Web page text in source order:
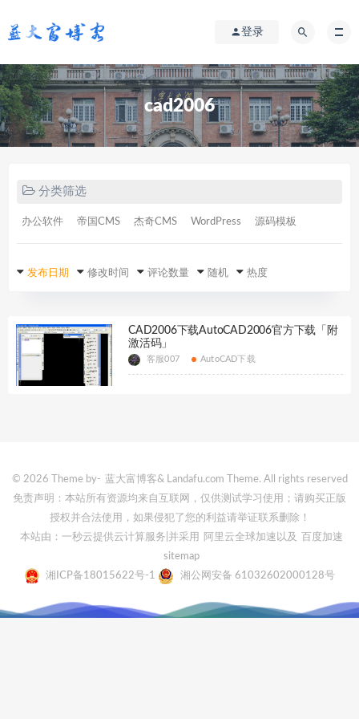
登录
cad2006
分类筛选
办公软件 帝国CMS 杰奇CMS WordPress 源码模板
发布日期 修改时间 评论数量 随机 热度
CAD2006下载AutoCAD2006官方下载「附
激活码」
客服007 AutoCAD下载
© 2026 Theme by- 蓝大富博客& Landafu.com Theme. All rights reserved
免责声明：本站所有资源均来自互联网，仅供测试学习使用；请购买正版
授权并合法使用，如果侵犯了您的利益请举证联系删除！
本站由：一秒云提供云计算服务 |并采用 阿里云全球加速 以及
百度加速
sitemap
湘ICP备18015622号-1
湘公网安备 61032602000128号